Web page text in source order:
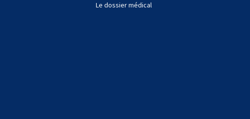
Le dossier médical